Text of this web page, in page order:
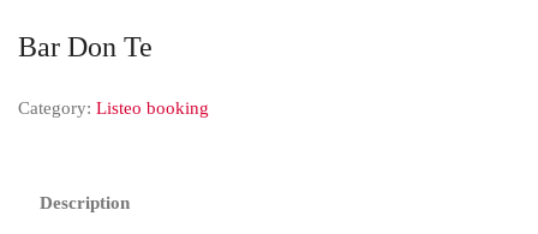
Bar Don Te
Category: Listeo booking
Description